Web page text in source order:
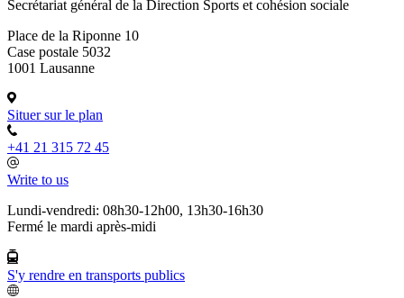
Secrétariat général de la Direction Sports et cohésion sociale
Place de la Riponne 10
Case postale 5032
1001 Lausanne
Situer sur le plan
+41 21 315 72 45
Write to us
Lundi-vendredi: 08h30-12h00, 13h30-16h30
Fermé le mardi après-midi
S'y rendre en transports publics